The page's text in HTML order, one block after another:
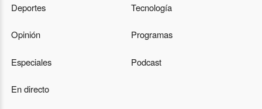
Deportes Tecnología
Opinión Programas
Especiales Podcast
En directo